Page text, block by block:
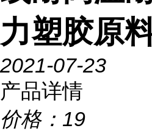
力塑胶原
2021-07-23
产品详情
价格： 19